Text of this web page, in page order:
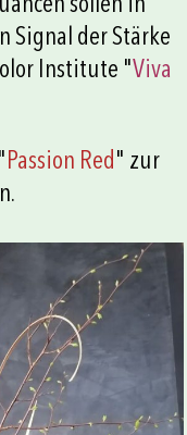
sollen in
Signal der Stärke
Institute "Viva
Passion Red" zur